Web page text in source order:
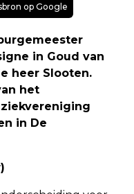
op Google
in Goud van
heer Slooten.
het
in De